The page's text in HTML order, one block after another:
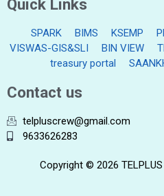
Quick Links
SPARK BIMS KSEMP
VISWAS-GIS&SLI
BIN VIEW
treasury portal
Contact us
telpluscrew@gmail.com
9633626283
Copyright © 2026